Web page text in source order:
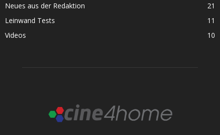
Neues aus der Redaktion
21
Leinwand Tests
11
Videos
10